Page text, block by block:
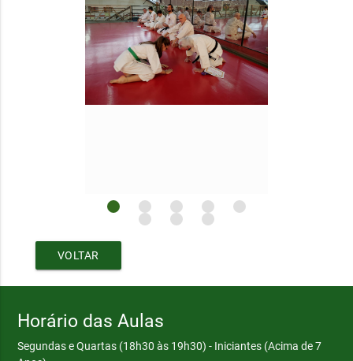
VOLTAR
Horário das Aulas
Segundas e Quartas (18h30 às 19h30) - Iniciantes (Acima de 7